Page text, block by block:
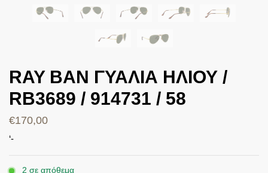
RAY BAN ΓΥΑΛΙΑ ΗΛΙΟΥ /
RB3689 / 914731 / 58
€170,00
‘-
2 σε απόθεμα